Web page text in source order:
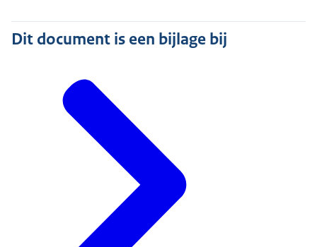
Dit document is een bijlage bij